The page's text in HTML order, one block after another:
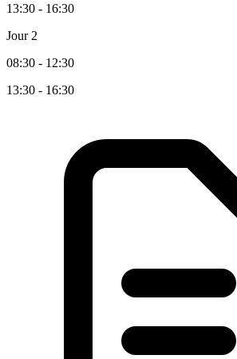
13:30 - 16:30
Jour 2
08:30 - 12:30
13:30 - 16:30